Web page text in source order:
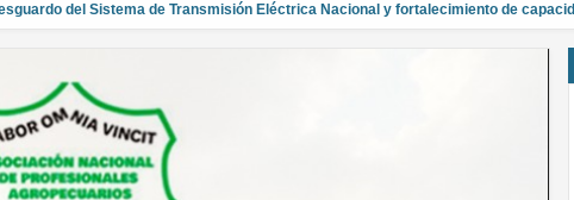
del Sistema de Transmisión Eléctrica Nacional y fortalecimiento de capacidades.